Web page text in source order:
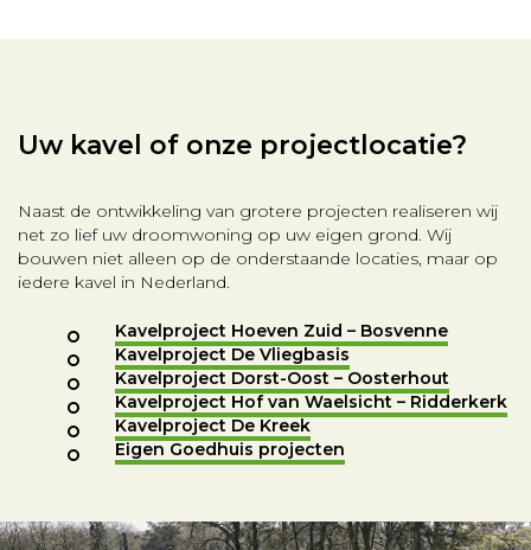
Uw kavel of onze projectlocatie?
Naast de ontwikkeling van grotere projecten realiseren wij
net zo lief uw droomwoning op uw eigen grond. Wij
bouwen niet alleen op de onderstaande locaties, maar op
iedere kavel in Nederland.
Kavelproject Hoeven Zuid – Bosvenne
Kavelproject De Vliegbasis
Kavelproject Dorst-Oost – Oosterhout
Kavelproject Hof van Waelsicht – Ridderkerk
Kavelproject De Kreek
Eigen Goedhuis projecten